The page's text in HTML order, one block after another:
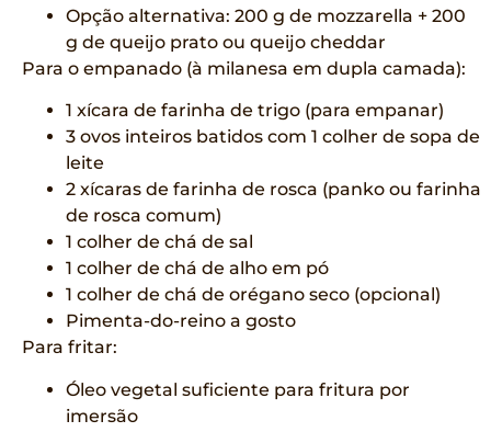
Opção alternativa: 200 g de mozzarella + 200
g de queijo prato ou queijo cheddar
Para o empanado (à milanesa em dupla camada):
1 xícara de farinha de trigo (para empanar)
3 ovos inteiros batidos com 1 colher de sopa de
leite
2 xícaras de farinha de rosca (panko ou farinha
de rosca comum)
1 colher de chá de sal
1 colher de chá de alho em pó
1 colher de chá de orégano seco (opcional)
Pimenta-do-reino a gosto
Para fritar:
Óleo vegetal suficiente para fritura por
imersão